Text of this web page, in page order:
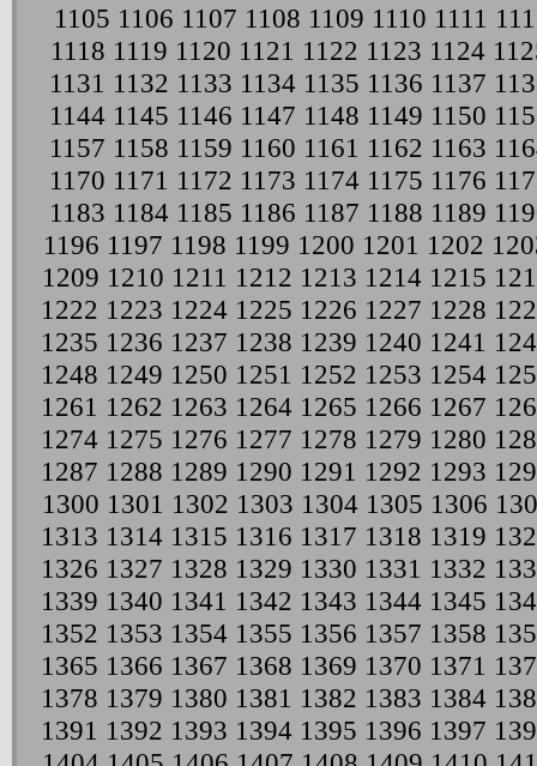
1105 1106 1107 1108 1109 1110 1111
1118 1119 1120 1121 1122 1123 1124
1131 1132 1133 1134 1135 1136 1137
1144 1145 1146 1147 1148 1149 1150
1157 1158 1159 1160 1161 1162 1163
1170 1171 1172 1173 1174 1175 1176
1183 1184 1185 1186 1187 1188 1189
1196 1197 1198 1199 1200 1201 1202
1209 1210 1211 1212 1213 1214 1215
1222 1223 1224 1225 1226 1227 1228
1235 1236 1237 1238 1239 1240 1241
1248 1249 1250 1251 1252 1253 1254
1261 1262 1263 1264 1265 1266 1267
1274 1275 1276 1277 1278 1279 1280
1287 1288 1289 1290 1291 1292 1293
1300 1301 1302 1303 1304 1305 1306
1313 1314 1315 1316 1317 1318 1319
1326 1327 1328 1329 1330 1331 1332
1339 1340 1341 1342 1343 1344 1345
1352 1353 1354 1355 1356 1357 1358
1365 1366 1367 1368 1369 1370 1371
1378 1379 1380 1381 1382 1383 1384
1391 1392 1393 1394 1395 1396 1397